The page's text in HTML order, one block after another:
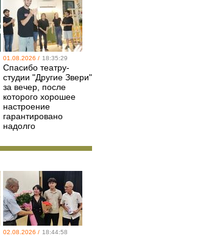
01.08.2026 / 18:35:29
Спасибо театру-
студии "Другие Звери"
за вечер, после
которого хорошее
настроение
гарантировано
надолго
02.08.2026 / 18:44:58